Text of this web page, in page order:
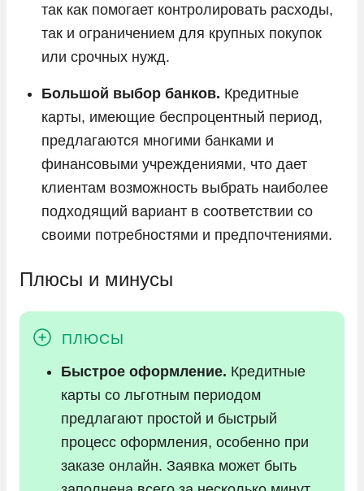
так как помогает контролировать расходы,
так и ограничением для крупных покупок
или срочных нужд.
Большой выбор банков. Кредитные
карты, имеющие беспроцентный период,
предлагаются многими банками и
финансовыми учреждениями, что дает
клиентам возможность выбрать наиболее
подходящий вариант в соответствии со
своими потребностями и предпочтениями.
Плюсы и минусы
Быстрое оформление. Кредитные
карты со льготным периодом
предлагают простой и быстрый
процесс оформления, особенно при
заказе онлайн. Заявка может быть